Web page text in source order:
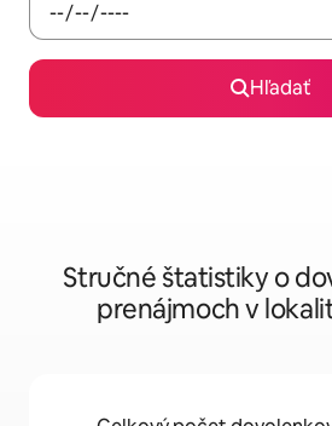
Hľadať
Stručné štatistiky o
prenájmoch v